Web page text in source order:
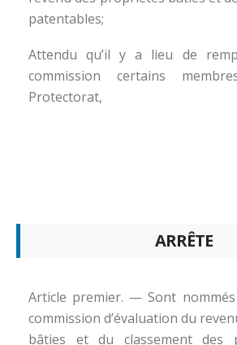
patentables;
Attendu qu’il y a lieu de
commission certains
Protectorat,
ARRÊTE
Article premier. — Sont
commission d’évaluation du
bâties et du classement des